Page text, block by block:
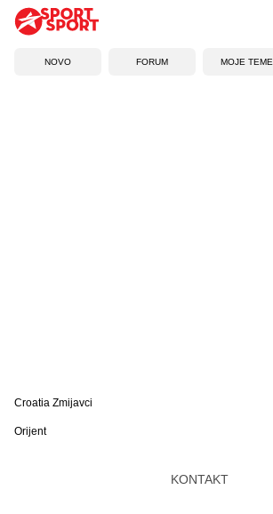
NOVO FORUM MOJE TEME
Croatia Zmijavci
Orijent
KONTAKT